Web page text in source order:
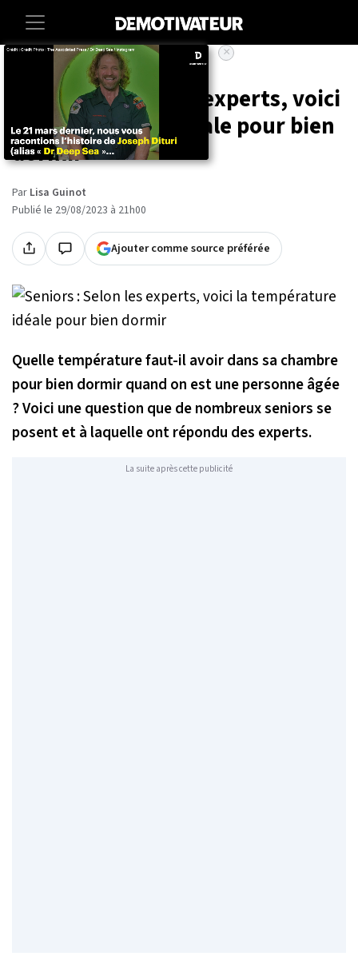
Lifestyle
Seniors : Selon les experts, voici
la température idéale pour bien
dormir
Par Lisa Guinot
Publié le 29/08/2023 à 21h00
Ajouter comme source préférée
Quelle température faut-il avoir dans sa chambre
pour bien dormir quand on est une personne âgée
? Voici une question que de nombreux seniors se
posent et à laquelle ont répondu des experts.
La suite après cette publicité
×